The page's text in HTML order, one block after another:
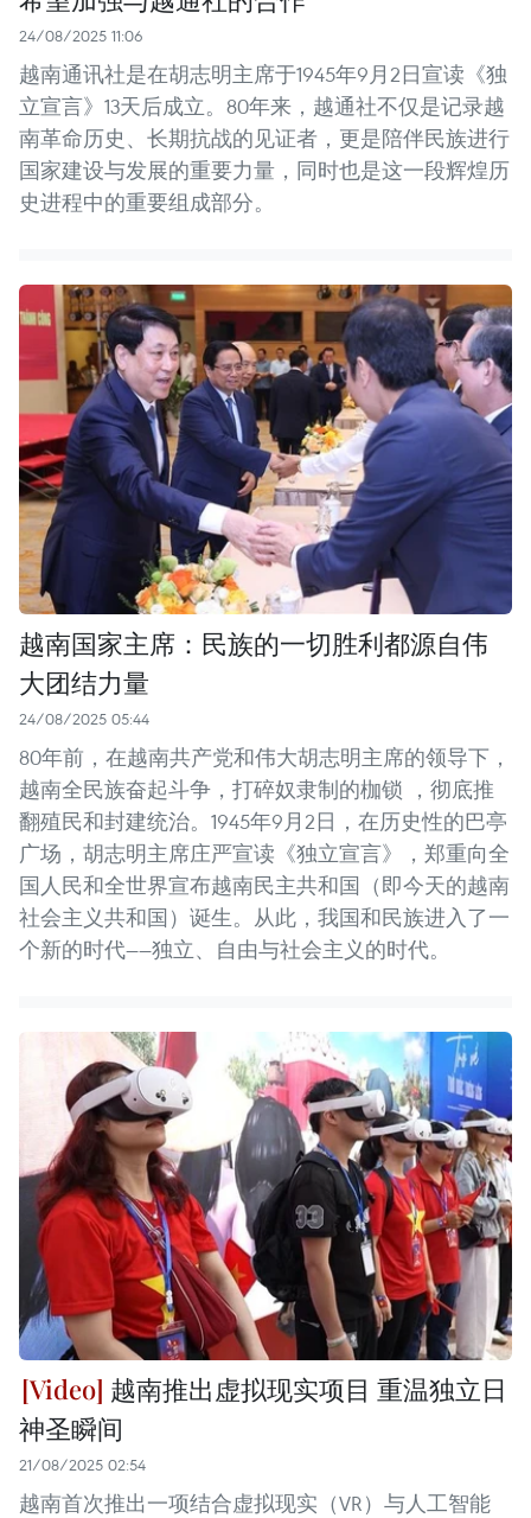
24/08/2025 11:06
越南通讯社是在胡志明主席于1945年9月2日宣读《独
立宣言》13天后成立。80年来，越通社不仅是记录越
南革命历史、长期抗战的见证者，更是陪伴民族进行
国家建设与发展的重要力量，同时也是这一段辉煌历
史进程中的重要组成部分。
越南国家主席：民族的一切胜利都源自伟
大团结力量
24/08/2025 05:44
80年前，在越南共产党和伟大胡志明主席的领导下，
越南全民族奋起斗争，打碎奴隶制的枷锁 ，彻底推
翻殖民和封建统治。1945年9月2日，在历史性的巴亭
广场，胡志明主席庄严宣读《独立宣言》，郑重向全
国人民和全世界宣布越南民主共和国（即今天的越南
社会主义共和国）诞生。从此，我国和民族进入了一
个新的时代——独立、自由与社会主义的时代。
越南推出虚拟现实项目 重温独立日
神圣瞬间
21/08/2025 02:54
越南首次推出一项结合虚拟现实（VR）与人工智能